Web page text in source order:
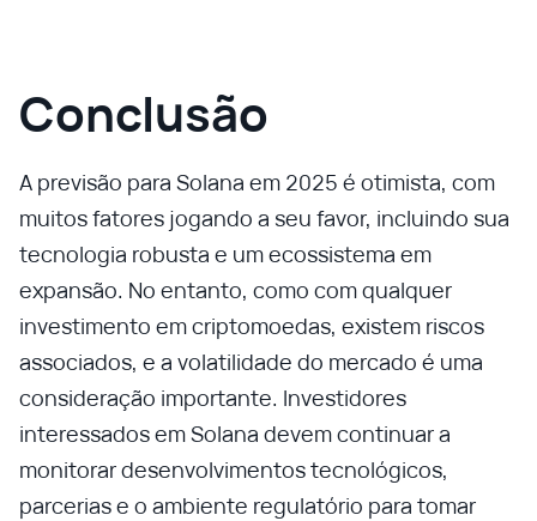
Conclusão
A previsão para Solana em 2025 é otimista, com
muitos fatores jogando a seu favor, incluindo sua
tecnologia robusta e um ecossistema em
expansão. No entanto, como com qualquer
investimento em criptomoedas, existem riscos
associados, e a volatilidade do mercado é uma
consideração importante. Investidores
interessados em Solana devem continuar a
monitorar desenvolvimentos tecnológicos,
parcerias e o ambiente regulatório para tomar